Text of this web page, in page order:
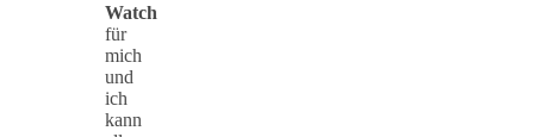
Watch
für
mich
und
ich
kann